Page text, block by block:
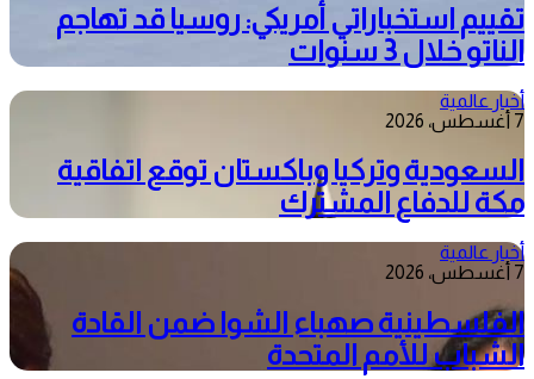
تقييم استخباراتي أمريكي: روسيا قد تهاجم
الناتو خلال 3 سنوات
أخبار عالمية
7 أغسطس، 2026
السعودية وتركيا وباكستان توقع اتفاقية
مكة للدفاع المشترك
أخبار عالمية
7 أغسطس، 2026
الفلسطينية صهباء الشوا ضمن القادة
الشباب للأمم المتحدة